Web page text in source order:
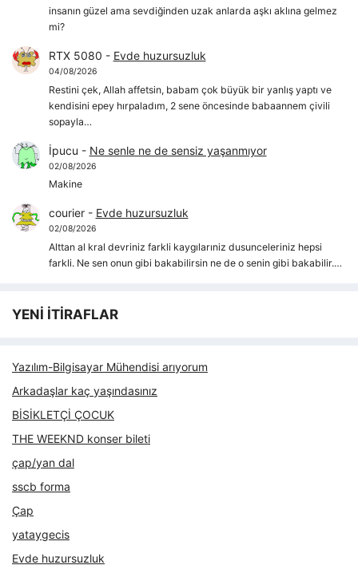
insanın güzel ama sevdiğinden uzak anlarda aşkı aklına gelmez
mi?
RTX 5080 - Evde huzursuzluk
04/08/2026
Restini çek, Allah affetsin, babam çok büyük bir yanlış yaptı ve
kendisini epey hırpaladım, 2 sene öncesinde babaannem çivili
sopayla…
İpucu - Ne senle ne de sensiz yaşanmıyor
02/08/2026
Makine
courier- Evde huzursuzluk
02/08/2026
Alttan al kral devriniz farkli kaygılarıniz dusunceleriniz hepsi
farkli. Ne sen onun gibi bakabilirsin ne de o senin gibi bakabilir.…
YENİ İTİRAFLAR
Yazılım-Bilgisayar Mühendisi arıyorum
Arkadaşlar kaç yaşındasınız
BİSİKLETÇİ ÇOCUK
THE WEEKND konser bileti
çap/yan dal
sscb forma
Çap
yataygecis
Evde huzursuzluk